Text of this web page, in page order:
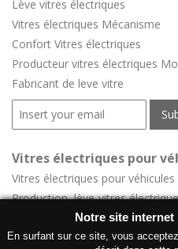
Lève vitres électriques
Vitres électriques Mécanisme
Confort Vitres électriques
Producteur vitres électriques
Fabricant de leve vitre
Vitres électriques pour
Vitres électriques pour véhicules
Production lève-vitres
Lève-vitres électriques pour
Grossiste leve vitre voiture
Notre site
En surfant sur ce site, vous